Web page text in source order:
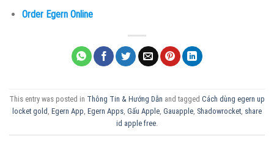
Order Egern Online
This entry was posted in Thông Tin & Hướng Dẫn and tagged Cách dùng egern up
locket gold , Egern App, Egern Apps, Gấu Apple, Gauapple, Shadowrocket, share
id apple free.